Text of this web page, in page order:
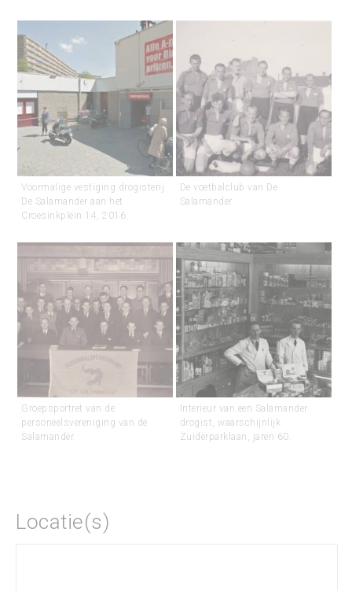
Voormalige vestiging drogisterij
De Salamander aan het
Croesinkplein 14, 2016.
De voetbalclub van De
Salamander.
Groepsportret van de
personeelsvereniging van de
Salamander.
Interieur van een Salamander
drogist, waarschijnlijk
Zuiderparklaan, jaren 60.
Locatie(s)